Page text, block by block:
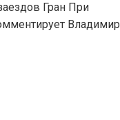
Гран При
Владимир